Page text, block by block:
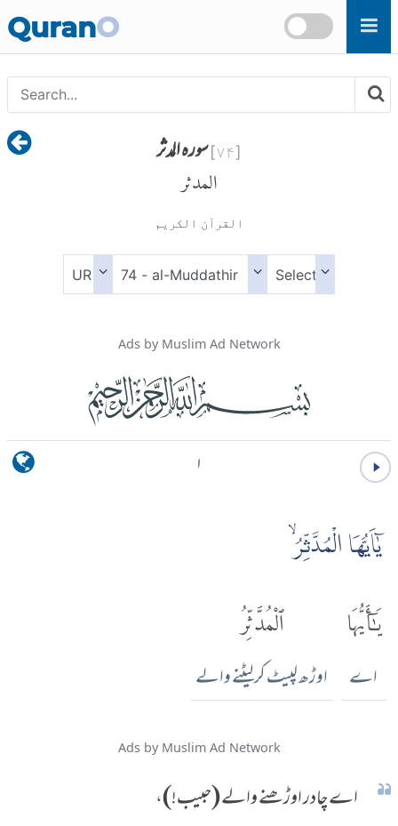
Skip to main content
QuranO
[۷۴]سورہ المدثر
المدثر
القرآن الكريم
Ads by Muslim Ad Network
۱
يٰۤاَيُّهَا الْمُدَّثِّرُۙ
يَٰٓأَيُّهَا
اے
ٱلْمُدَّثِّرُ
اوڑھ لپیٹ کر لیٹنے والے
Ads by Muslim Ad Network
اے چادر اوڑھنے والے (حبیب!)،